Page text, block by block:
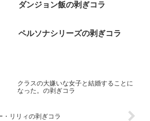
ダンジョン飯の剥ぎコラ
ペルソナシリーズの剥ぎコラ
クラスの大嫌いな女子と結婚することに
なった。の剥ぎコラ
・リリィの剥ぎコラ